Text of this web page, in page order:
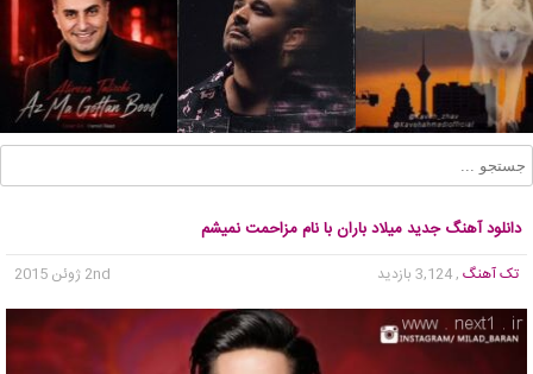
دانلود آهنگ جدید میلاد باران با نام مزاحمت نمیشم
تک آهنگ , 3,124 بازدید 2nd ژوئن 2015